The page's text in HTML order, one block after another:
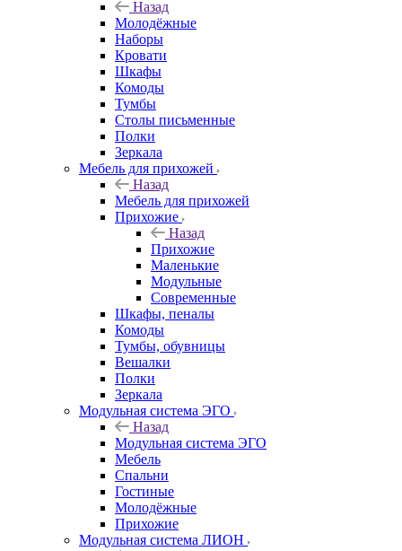
Назад
Молодёжные
Наборы
Кровати
Шкафы
Комоды
Тумбы
Столы письменные
Полки
Зеркала
Мебель для прихожей
Назад
Мебель для прихожей
Прихожие
Назад
Прихожие
Маленькие
Модульные
Современные
Шкафы, пеналы
Комоды
Тумбы, обувницы
Вешалки
Полки
Зеркала
Модульная система ЭГО
Назад
Модульная система ЭГО
Мебель
Спальни
Гостиные
Молодёжные
Прихожие
Модульная система ЛИОН